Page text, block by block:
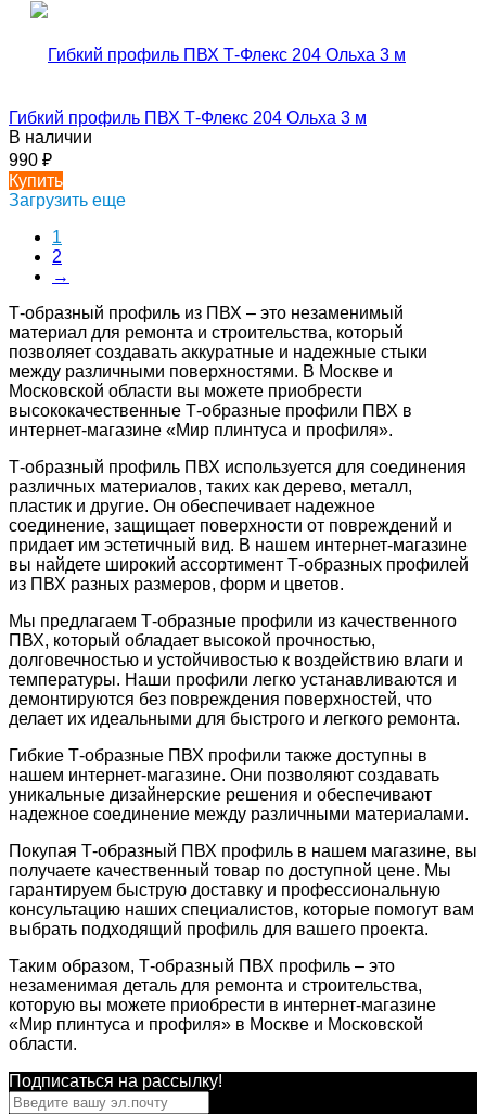
Гибкий профиль ПВХ Т-Флекс 204 Ольха 3 м
В наличии
990 ₽
Купить
Загрузить еще
1
2
→
Т-образный профиль из ПВХ – это незаменимый
материал для ремонта и строительства, который
позволяет создавать аккуратные и надежные стыки
между различными поверхностями. В Москве и
Московской области вы можете приобрести
высококачественные Т-образные профили ПВХ в
интернет-магазине «Мир плинтуса и профиля».
Т-образный профиль ПВХ используется для соединения
различных материалов, таких как дерево, металл,
пластик и другие. Он обеспечивает надежное
соединение, защищает поверхности от повреждений и
придает им эстетичный вид. В нашем интернет-магазине
вы найдете широкий ассортимент Т-образных профилей
из ПВХ разных размеров, форм и цветов.
Мы предлагаем Т-образные профили из качественного
ПВХ, который обладает высокой прочностью,
долговечностью и устойчивостью к воздействию влаги и
температуры. Наши профили легко устанавливаются и
демонтируются без повреждения поверхностей, что
делает их идеальными для быстрого и легкого ремонта.
Гибкие Т-образные ПВХ профили также доступны в
нашем интернет-магазине. Они позволяют создавать
уникальные дизайнерские решения и обеспечивают
надежное соединение между различными материалами.
Покупая Т-образный ПВХ профиль в нашем магазине, вы
получаете качественный товар по доступной цене. Мы
гарантируем быструю доставку и профессиональную
консультацию наших специалистов, которые помогут вам
выбрать подходящий профиль для вашего проекта.
Таким образом, Т-образный ПВХ профиль – это
незаменимая деталь для ремонта и строительства,
которую вы можете приобрести в интернет-магазине
«Мир плинтуса и профиля» в Москве и Московской
области.
Подписаться на рассылкy!